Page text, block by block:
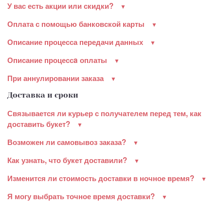
У вас есть акции или скидки?
Оплата с помощью банковской карты
Описание процесса передачи данных
Описание процессa оплаты
При аннулировании заказа
Доставка и сроки
Связывается ли курьер с получателем перед тем, как
доставить букет?
Возможен ли самовывоз заказа?
Как узнать, что букет доставили?
Изменится ли стоимость доставки в ночное время?
Я могу выбрать точное время доставки?